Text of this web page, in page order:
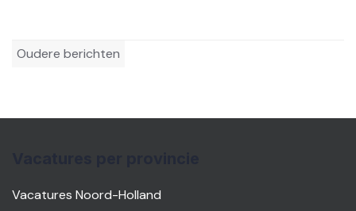
Berichtennavigatie
Oudere berichten
Vacatures Noord-Holland